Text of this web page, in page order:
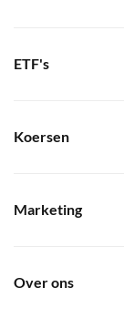
ETF's
Koersen
Marketing
Over ons